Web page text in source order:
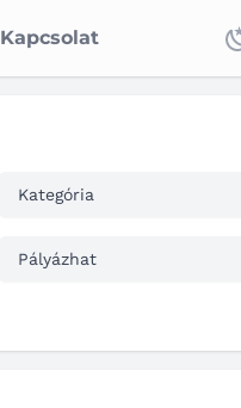
Kapcsolat
Kategória
Pályázhat